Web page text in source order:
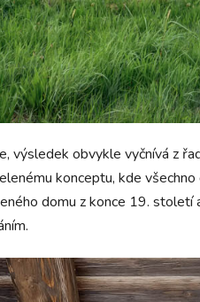
obvykle vyčnívá z
konceptu, kde
domu z konce 19.